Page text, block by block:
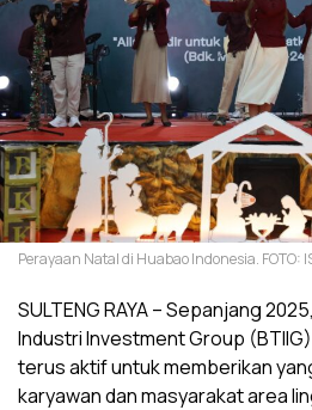
Perayaan Natal di Huabao Indonesia. FOTO:
SULTENG RAYA – Sepanjang
Industri Investment Group
terus aktif untuk memberikan
karyawan dan masyarakat area